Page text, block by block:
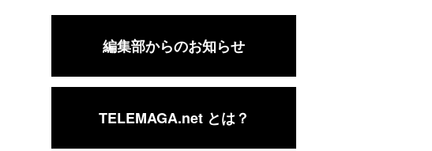
編集部からのお知らせ
TELEMAGA.net とは？